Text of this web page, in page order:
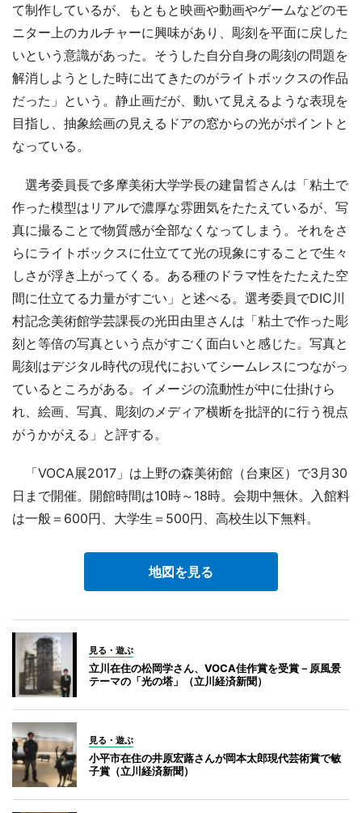
て制作しているが、もともと映画や動画やゲームなどのモ
ニター上のカルチャーに興味があり、彫刻を平面に戻した
いという意識があった。そうした自分自身の彫刻の問題を
解消しようとした時に出てきたのがライトボックスの作品
だった」という。静止画だが、動いて見えるような表現を
目指し、抽象絵画の見えるドアの窓からの光がポイントと
なっている。
選考委員長で多摩美術大学学長の建畠晢さんは「粘土で
作った模型はリアルで濃厚な雰囲気をたたえているが、写
真に撮ることで物質感が全部なくなってしまう。それをさ
らにライトボックスに仕立てて光の現象にすることで生々
しさが浮き上がってくる。ある種のドラマ性をたたえた空
間に仕立てる力量がすごい」と述べる。選考委員でDIC川
村記念美術館学芸課長の光田由里さんは「粘土で作った彫
刻と等倍の写真という点がすごく面白いと感じた。写真と
彫刻はデジタル時代の現代においてシームレスにつながっ
ているところがある。イメージの流動性が中に仕掛けら
れ、絵画、写真、彫刻のメディア横断を批評的に行う視点
がうかがえる」と評する。
「VOCA展2017」は上野の森美術館（台東区）で3月30
日まで開催。開館時間は10時～18時。会期中無休。入館料
は一般＝600円、大学生＝500円、高校生以下無料。
地図を見る
見る・遊ぶ
立川在住の松岡学さん、VOCA佳作賞を受賞－原風景
テーマの「光の塔」（立川経済新聞）
見る・遊ぶ
小平市在住の井原宏蕗さんが岡本太郎現代芸術賞で敏
子賞（立川経済新聞）